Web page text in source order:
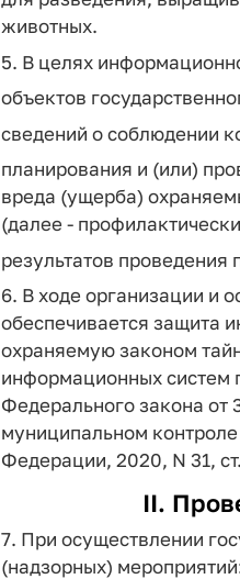
животных.
5. В целях
объектов
сведений о соблюдении
планирования и (или)
вреда (ущерба)
(далее -
результатов
6. В ходе организации и
обеспечивается защита
охраняемую законом
информационных систем
Федерального закона от
муниципальном
Федерации, 2020, N 31,
II.
7. При осуществлении
(надзорных)